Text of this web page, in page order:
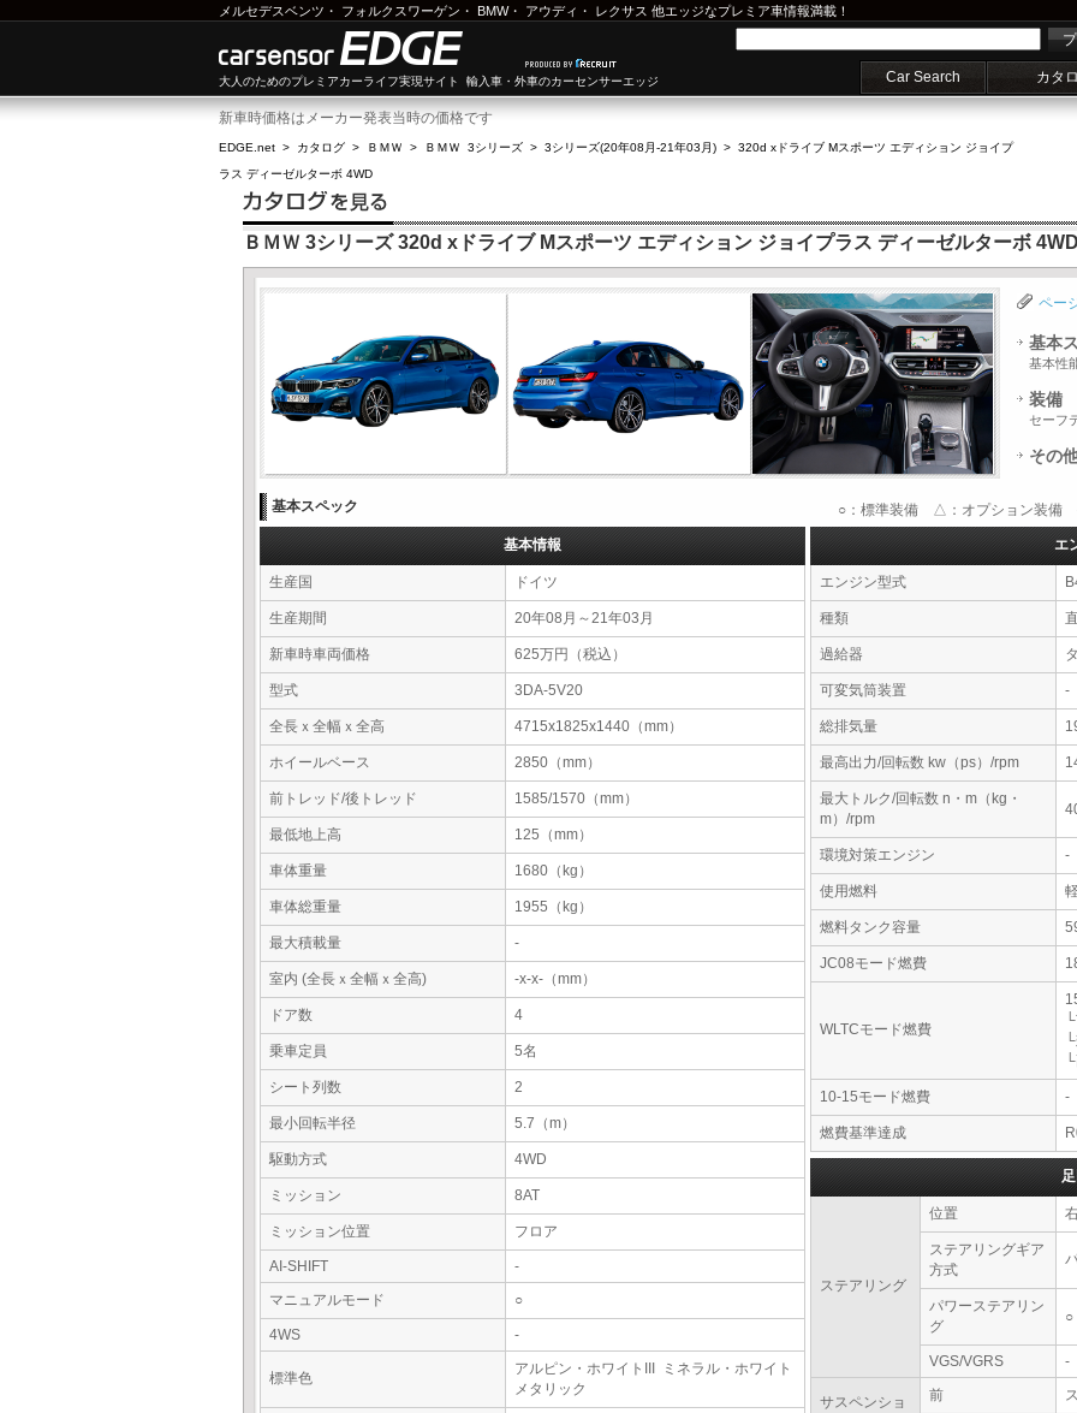
メルセデスベンツ ・ フォルクスワーゲン ・ BMW・ アウディ ・ レクサス 他エッジなプレミア車情報満載！
大人のためのプレミアカーライフ実現サイト 輸入車・外車のカーセンサーエッジ Car Search カタ
新車時価格はメーカー発表当時の価格です
EDGE.net > カタログ > ＢＭＷ > ＢＭＷ 3シリーズ > 3シリーズ(20年08月-21年03月) > 320d xドライブ Mスポーツ エディション ジョイプ
ラス ディーゼルターボ 4WD
ＢＭＷ 3シリーズ 320d xドライブ Mスポーツ エディション ジョイプラス ディーゼルターボ 4WD
ペー
基本
基本性
装備
セーフ
その
基本スペック ○：標準装備 △：オプション装備 -
基本情報
生産国 ドイツ
生産期間 20年08月～21年03月
新車時車両価格 625万円（税込）
型式 3DA-5V20
全長ｘ全幅ｘ全高 4715x1825x1440（mm）
ホイールベース 2850（mm）
前トレッド/後トレッド 1585/1570（mm）
最低地上高 125（mm）
車体重量 1680（kg）
車体総重量 1955（kg）
最大積載量 -
室内 (全長ｘ全幅ｘ全高) -x-x-（mm）
ドア数 4
乗車定員 5名
シート列数 2
最小回転半径 5.7（m）
駆動方式 4WD
ミッション 8AT
ミッション位置 フロア
AI-SHIFT
-
マニュアルモード
○
4WS -
標準色
アルピン・ホワイトIII ミネラル・ホワイト
メタリック
エ
エンジン型式
種類
過給器
可変気筒装置 -
総排気量
最高出力/回転数 kw（ps）/rpm
最大トルク/回転数 n・m（kg・
m）/rpm
環境対策エンジン -
使用燃料
燃料タンク容量
JC08モード燃費
WLTCモード燃費
10-15モード燃費 -
燃費基準達成
ステアリング
位置
ステアリングギア
方式
パワーステアリン
グ
○
VGS/VGRS -
サスペンショ
前